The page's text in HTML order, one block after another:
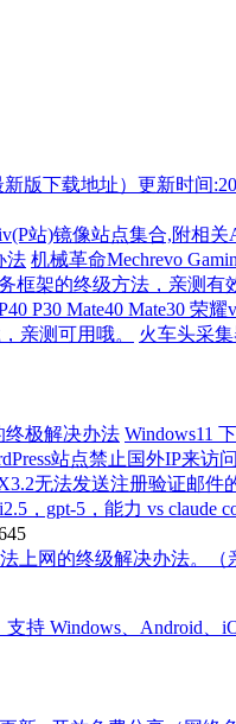
站)镜像站点集合,附相关
机械革命Mechrevo
P30 Mate40 Mate30 荣耀
火车头采
Windows11
站点禁止国外IP来访
无法发送注册验证邮件